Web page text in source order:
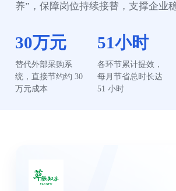
养”，保障岗位持续接替，支撑企业
30万元
替代外部采购系
统，直接节约约 30
万元成本
51小时
各环节累计提效，
每月节省总时长达
51 小时